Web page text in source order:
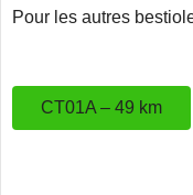
Pour les autres
CT01A – 49 km